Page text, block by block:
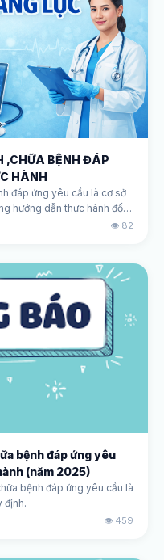
,CHỮA BỆNH ĐÁP
HÀNH
đáp ứng yêu cầu là cơ sở
hướng dẫn thực hành đối
khoa Phục hồi chức năng )
👁️ 82
bệnh đáp ứng yêu
(năm 2025)
bệnh đáp ứng yêu cầu là
định.
👁️ 459